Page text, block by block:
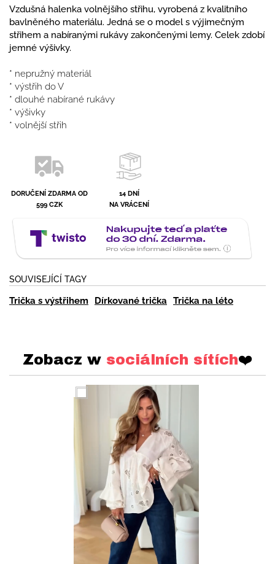
Vzdušná halenka volnějšího střihu, vyrobená z kvalitního
bavlněného materiálu. Jedná se o model s výjimečným
střihem a nabíranými rukávy zakončenými lemy. Celek zdobí
jemné výšivky.
* nepružný materiál
* výstřih do V
* dlouhé nabírané rukávy
* výšivky
* volnější střih
DORUČENÍ ZDARMA OD
599 CZK
14 DNÍ
NA VRÁCENÍ
SOUVISEJÍCÍ TAGY
Trička s výstřihem Dírkované trička Trička na léto
Zobacz w sociálních sítích❤️